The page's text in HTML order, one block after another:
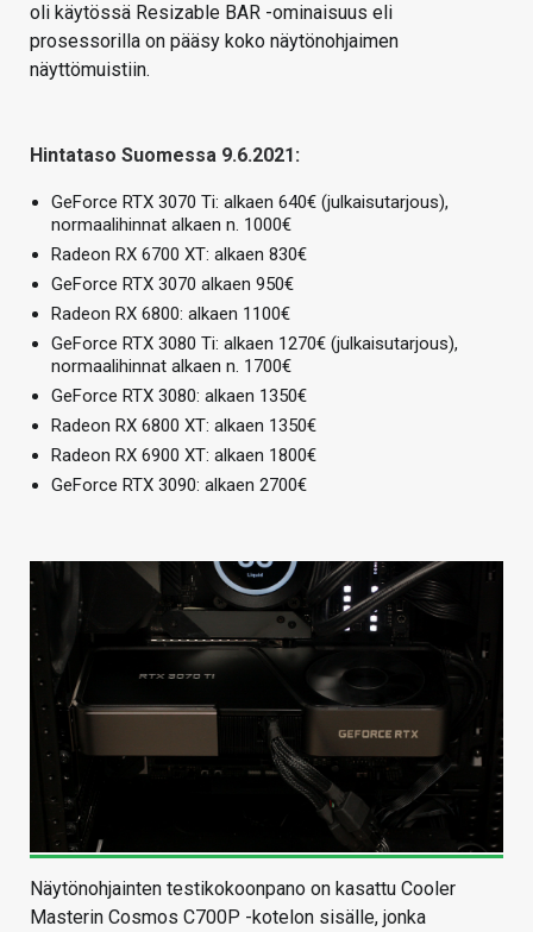
oli käytössä Resizable BAR -ominaisuus eli
prosessorilla on pääsy koko näytönohjaimen
näyttömuistiin.
Hintataso Suomessa 9.6.2021:
GeForce RTX 3070 Ti: alkaen 640€ (julkaisutarjous),
normaalihinnat alkaen n. 1000€
Radeon RX 6700 XT: alkaen 830€
GeForce RTX 3070 alkaen 950€
Radeon RX 6800: alkaen 1100€
GeForce RTX 3080 Ti: alkaen 1270€ (julkaisutarjous),
normaalihinnat alkaen n. 1700€
GeForce RTX 3080: alkaen 1350€
Radeon RX 6800 XT: alkaen 1350€
Radeon RX 6900 XT: alkaen 1800€
GeForce RTX 3090: alkaen 2700€
Näytönohjainten testikokoonpano on kasattu Cooler
Masterin Cosmos C700P -kotelon sisälle, jonka